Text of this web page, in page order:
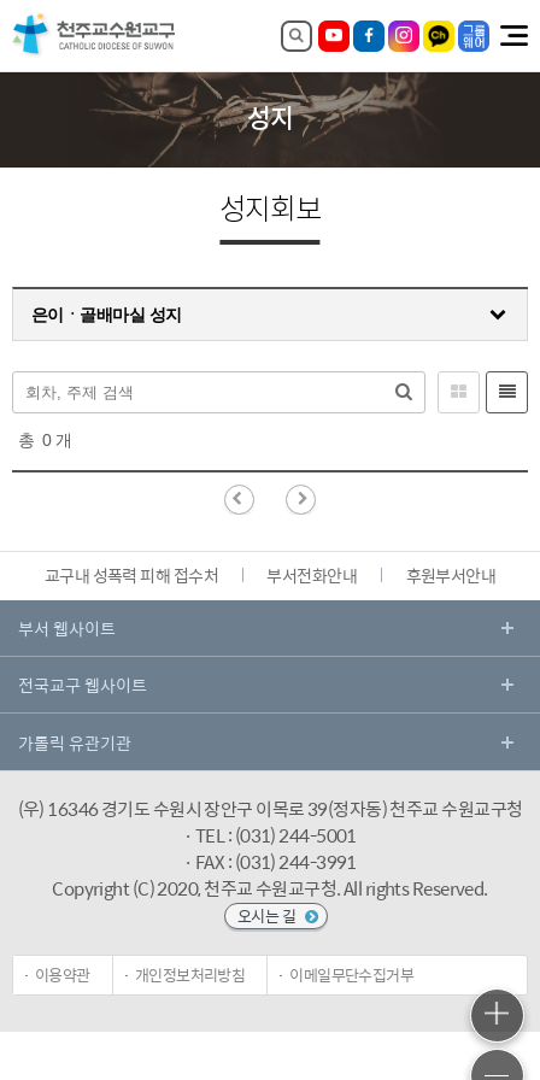
성지
성지회보
은이ㆍ골배마실 성지
총 0 개
교구내 성폭력 피해 접수처 부서전화안내 후원부서안내
(우) 16346 경기도 수원시 장안구 이목로 39(정자동) 천주교 수원교구청
· TEL : (031) 244-5001
· FAX : (031) 244-3991
Copyright (C) 2020, 천주교 수원교구청.All rights Reserved.
오시는 길
이용약관 개인정보처리방침 이메일무단수집거부